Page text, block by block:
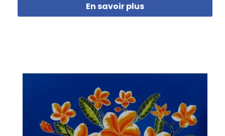
En savoir plus